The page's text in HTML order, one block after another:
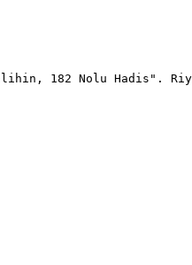
182 Nolu Hadis".